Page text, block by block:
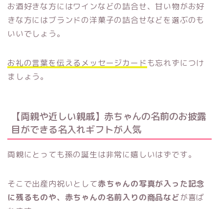
お酒好きな方にはワインなどの詰合せ、甘い物がお好
きな方にはブランドの洋菓子の詰合せなどを選ぶのも
いいでしょう。
お礼の言葉を伝えるメッセージカードも忘れずにつけ
ましょう。
【両親や近しい親戚】赤ちゃんの名前のお披露
目ができる名入れギフトが人気
両親にとっても孫の誕生は非常に嬉しいはずです。
そこで出産内祝いとして赤ちゃんの写真が入った記念
に残るものや、赤ちゃんの名前入りの商品などが喜ば